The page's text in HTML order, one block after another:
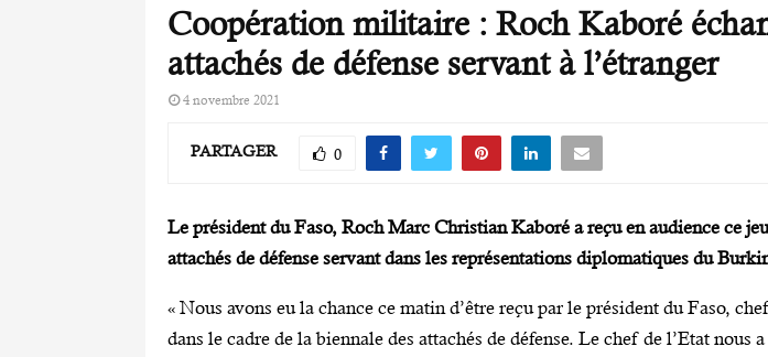
Coopération militaire : Roch Kaboré
attachés de défense servant à l’étranger
4 novembre 2021
PARTAGER 0
Le président du Faso, Roch Marc Christian Kaboré a reçu en audience ce
attachés de défense servant dans les représentations diplomatiques du
« Nous avons eu la chance ce matin d’être reçu par le président du Faso,
dans le cadre de la biennale des attachés de défense. Le chef de l’Etat nous